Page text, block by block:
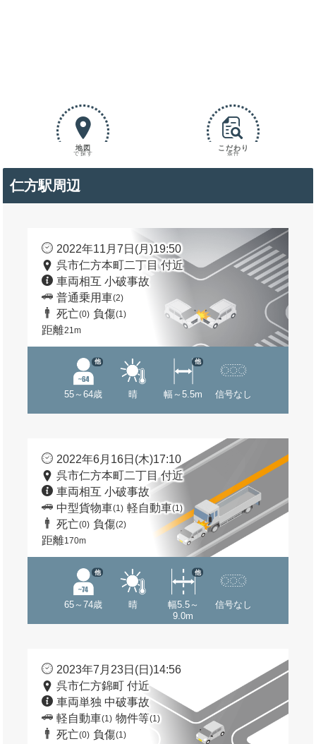
地図
で探す
こだわり
条件
仁方駅周辺
2022年11月7日(月)19:50
呉市仁方本町二丁目 付近
車両相互 小破事故
普通乗用車(2)
死亡(0) 負傷(1)
距離21m
55～64歳
他
晴 幅～5.5m
他
信号なし
2022年6月16日(木)17:10
呉市仁方本町二丁目 付近
車両相互 小破事故
中型貨物車(1) 軽自動車(1)
死亡(0) 負傷(2)
距離170m
65～74歳
他
晴
幅5.5～
9.0m
他
信号なし
2023年7月23日(日)14:56
呉市仁方錦町 付近
車両単独 中破事故
軽自動車(1) 物件等(1)
死亡(0) 負傷(1)